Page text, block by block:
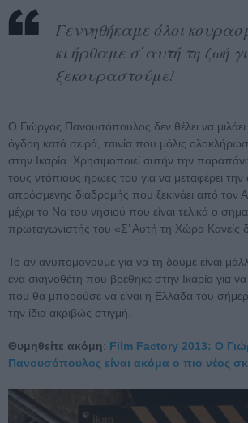
Γεννηθήκαμε όλοι
κι ήρθαμε σ΄αυτή τη ζωή
ξεκουραστούμε!
Ο Γιώργος Πανουσόπουλος δεν θέλει να μιλάει
όγδοη κατά σειρά, ταινία που μόλις
στην Ικαρία. Χρησιμοποιεί αυτήν την
τους ντόπιους ήρωές του για να μεταφέρει την
απρόσμενης διαδρομής που ξεκινάει από τον
μέχρι το Να του νησιού που είναι τελικά ο
πρωταγωνιστής του «Σ’ Αυτή τη Χώρα Κανείς
Το αν ανυπομονούμε για να τη δούμε είναι
ένα σκηνοθέτη που βρέθηκε στην Ικαρία για να
που θα μπορούσε να είναι η Ελλάδα του
την ίδια ακριβώς στιγμή.
Θυμηθείτε ακόμη: Film Factory 2013: Ο
Πανουσόπουλος είναι ακόμα ο πιο νέος